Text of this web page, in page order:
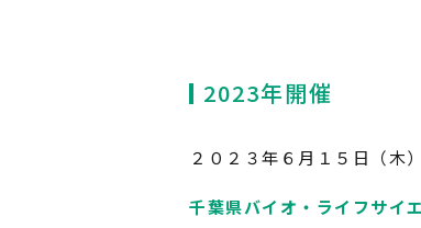
2023年開催
２０２３年６月１５日（木）
千葉県バイオ・ライフサイ